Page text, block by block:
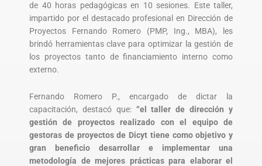
de 40 horas pedagógicas en 10 sesiones. Este taller,
impartido por el destacado profesional en Dirección de
Proyectos Fernando Romero (PMP, Ing., MBA), les
brindó herramientas clave para optimizar la gestión de
los proyectos tanto de financiamiento interno como
externo.
Fernando Romero P., encargado de dictar la
capacitación, destacó que: “el taller de dirección y
gestión de proyectos realizado con el equipo de
gestoras de proyectos de Dicyt tiene como objetivo y
gran beneficio desarrollar e implementar una
metodología de mejores prácticas para elaborar el